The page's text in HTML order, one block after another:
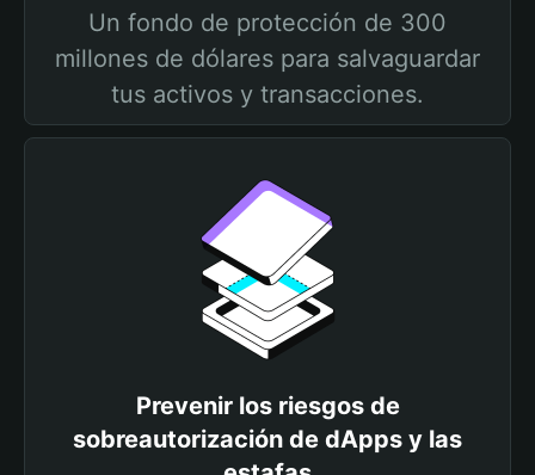
Un fondo de protección de 300
millones de dólares para salvaguardar
tus activos y transacciones.
Prevenir los riesgos de
sobreautorización de dApps y las